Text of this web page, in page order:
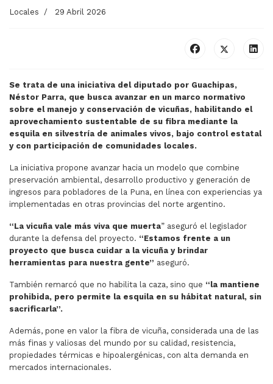
Locales 29 Abril 2026
Se trata de una iniciativa del diputado por Guachipas,
Néstor Parra, que busca avanzar en un marco normativo
sobre el manejo y conservación de vicuñas, habilitando el
aprovechamiento sustentable de su fibra mediante la
esquila en silvestría de animales vivos, bajo control estatal
y con participación de comunidades locales.
La iniciativa propone avanzar hacia un modelo que combine
preservación ambiental, desarrollo productivo y generación de
ingresos para pobladores de la Puna, en línea con experiencias ya
implementadas en otras provincias del norte argentino.
“La vicuña vale más viva que muerta” aseguró el legislador
durante la defensa del proyecto. “Estamos frente a un
proyecto que busca cuidar a la vicuña y brindar
herramientas para nuestra gente” aseguró.
También remarcó que no habilita la caza, sino que “la mantiene
prohibida, pero permite la esquila en su hábitat natural, sin
sacrificarla”.
Además, pone en valor la fibra de vicuña, considerada una de las
más finas y valiosas del mundo por su calidad, resistencia,
propiedades térmicas e hipoalergénicas, con alta demanda en
mercados internacionales.